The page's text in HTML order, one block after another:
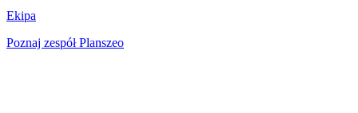
Ekipa
Poznaj zespół Planszeo